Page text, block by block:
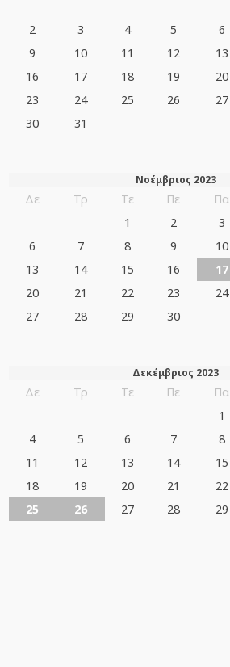
2
3 4 5 6
9
10 11 12 13
16
17 18 19 20
23
24 25 26 27
30
31
Νοέμβριος 2023
Δε Τρ Τε Πε Πα
1
2 3
6
7 8 9 10
13
14 15 16 17
20
21 22 23 24
27
28 29 30
Δεκέμβριος 2023
Δε Τρ Τε Πε Πα
1
4
5 6 7 8
11
12 13 14 15
18
19 20 21 22
25
26 27 28 29